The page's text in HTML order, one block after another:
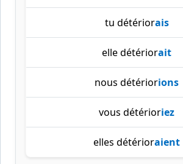
tu détériorais
elle détériorait
nous détériorions
vous détérioriez
elles détérioraient